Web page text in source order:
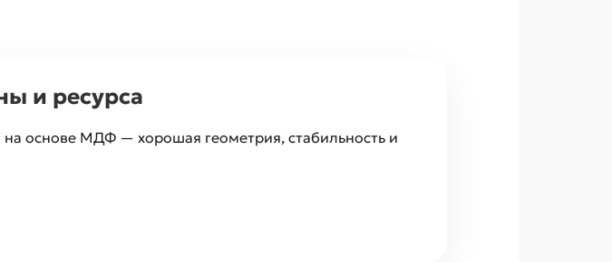
и ресурса
основе МДФ — хорошая геометрия, стабильность и